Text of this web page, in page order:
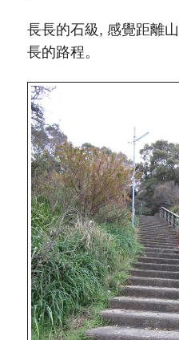
長長的石級, 感覺距離
長的路程。